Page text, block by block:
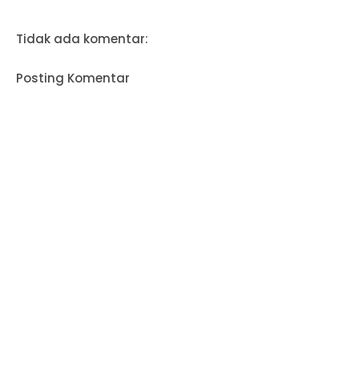
Tidak ada komentar:
Posting Komentar